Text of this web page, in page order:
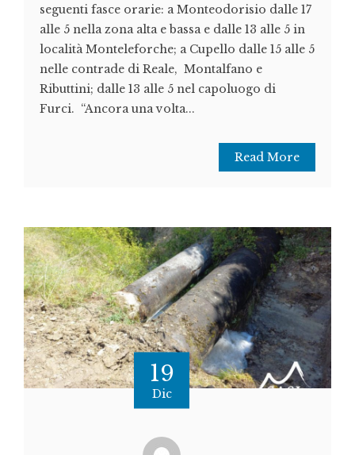
seguenti fasce orarie: a Monteodorisio dalle 17
alle 5 nella zona alta e bassa e dalle 13 alle 5 in
località Monteleforche; a Cupello dalle 15 alle 5
nelle contrade di Reale, Montalfano e
Ributtini; dalle 13 alle 5 nel capoluogo di
Furci. “Ancora una volta...
Read More
19
Dic